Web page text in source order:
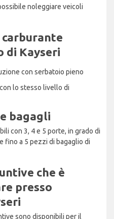
noleggiare veicoli
di Kayseri
con serbatoio pieno
lo stesso livello di
bagagli
con 3, 4 e 5 porte, in grado di
fino a 5 pezzi di bagaglio di
che è
presso
sono disponibili per il